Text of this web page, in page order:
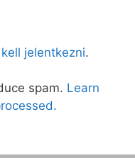
jelentkezni.
spam. Learn